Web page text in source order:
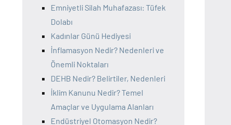
Emniyetli Silah Muhafazası: Tüfek
Dolabı
Kadınlar Günü Hediyesi
İnflamasyon Nedir? Nedenleri ve
Önemli Noktaları
DEHB Nedir? Belirtiler, Nedenleri
İklim Kanunu Nedir? Temel
Amaçlar ve Uygulama Alanları
Endüstriyel Otomasyon Nedir?